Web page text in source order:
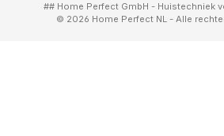
## Home Perfect GmbH - Huistechniek
© 2026 Home Perfect NL - Alle